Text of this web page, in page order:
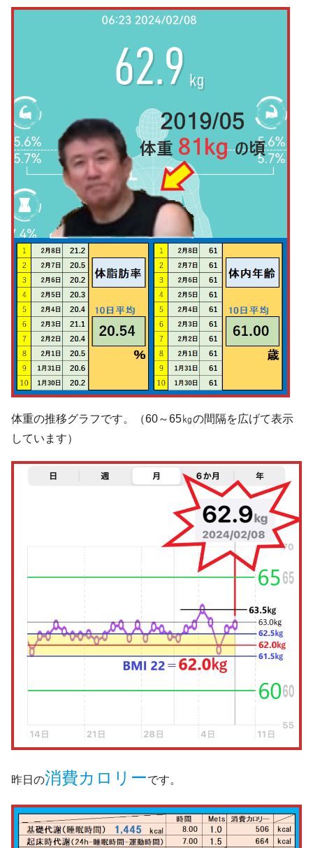
体重の推移グラフです。（60～65㎏の間隔を広げて表示
しています）
昨日の消費カロリーです。